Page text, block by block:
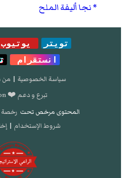
نجا أليفة الملح
تويتر يوتيوب
انستقرام
سياسة الخصوصية | من
تبرع و دعم ❤️ donation
المحتوى مرخص تحت رخصة
شروط الإستخدام |